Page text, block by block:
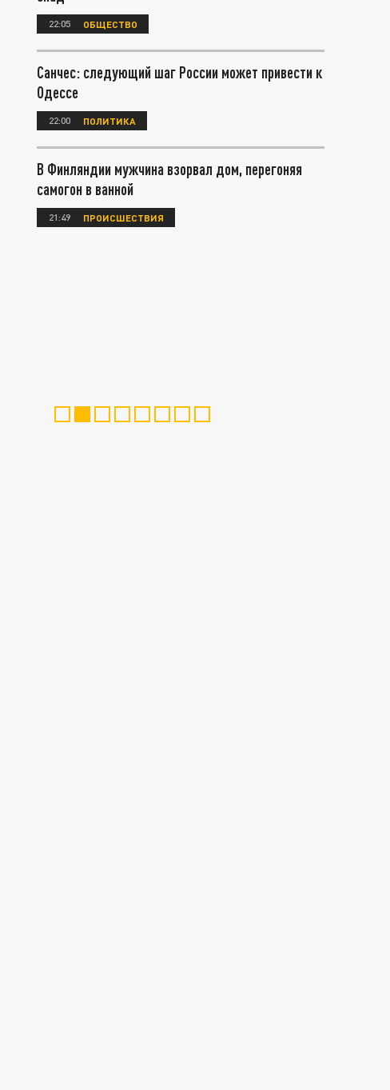
22:05 ОБЩЕСТВО
Санчес: следующий шаг России может привести к
Одессе
22:00 ПОЛИТИКА
В Финляндии мужчина взорвал дом, перегоняя
самогон в ванной
21:49 ПРОИСШЕСТВИЯ